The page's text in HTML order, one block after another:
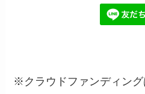
※クラウドファンディン